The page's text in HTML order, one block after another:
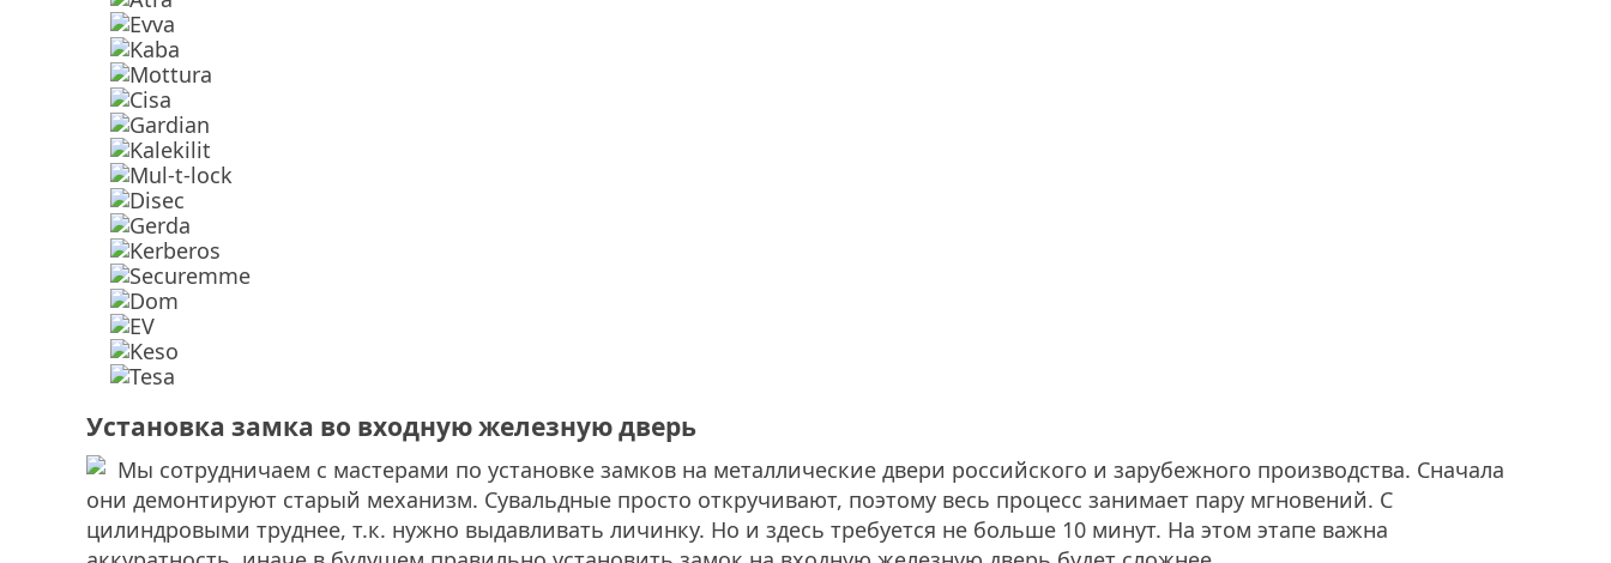
Установка замка во входную железную дверь
Мы сотрудничаем с мастерами по установке замков на металлические двери российского и зарубежного производства. Сначала
они демонтируют старый механизм. Сувальдные просто откручивают, поэтому весь процесс занимает пару мгновений. С
цилиндровыми труднее, т.к. нужно выдавливать личинку. Но и здесь требуется не больше 10 минут. На этом этапе важна